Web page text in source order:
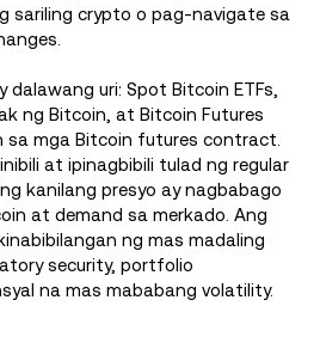
sariling crypto o pag-navigate sa
dalawang uri: Spot Bitcoin ETFs,
ng Bitcoin, at Bitcoin Futures
sa mga Bitcoin futures contract.
at ipinagbibili tulad ng regular
kanilang presyo ay nagbabago
at demand sa merkado. Ang
ng mas madaling
security, portfolio
na mas mababang volatility.